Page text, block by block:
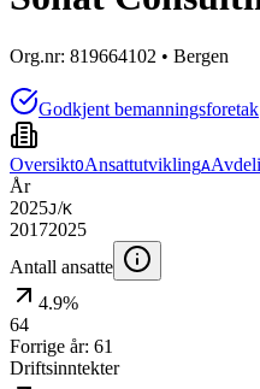
Org.nr: 819664102 • Bergen
Godkjent bemanningsforetak
OversiktOAnsattutviklingA
År
2025J/K
20172025
Antall ansatte
4.9%
64
Forrige år: 61
Driftsinntekter